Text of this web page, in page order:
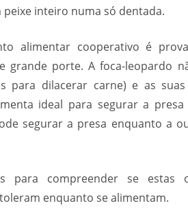
inteiro numa só dentada.
alimentar cooperativo é
grande porte. A foca-leopardo
para dilacerar carne) e as
ideal para segurar a
segurar a presa enquanto a
para compreender se estas
enquanto se alimentam.